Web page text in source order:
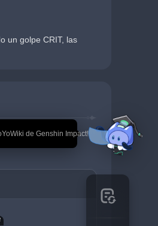
de Genshin Impact!
un golpe CRIT, las